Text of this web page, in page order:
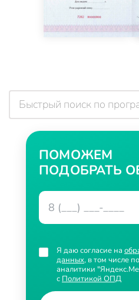
ПОМОЖЕМ
ПОДОБРАТЬ
Я даю согласие на
данных, в том числе
аналитики
с Политикой ОПД